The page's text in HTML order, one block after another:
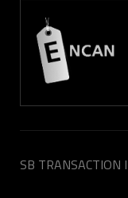
SB TRANSACTION